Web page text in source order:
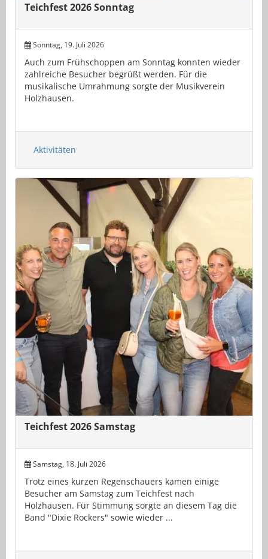
Teichfest 2026 Sonntag
Sonntag, 19. Juli 2026
Auch zum Frühschoppen am Sonntag konnten wieder
zahlreiche Besucher begrüßt werden. Für die
musikalische Umrahmung sorgte der Musikverein
Holzhausen.
Aktivitäten
Teichfest 2026 Samstag
Samstag, 18. Juli 2026
Trotz eines kurzen Regenschauers kamen einige
Besucher am Samstag zum Teichfest nach
Holzhausen. Für Stimmung sorgte an diesem Tag die
Band "Dixie Rockers" sowie wieder ...